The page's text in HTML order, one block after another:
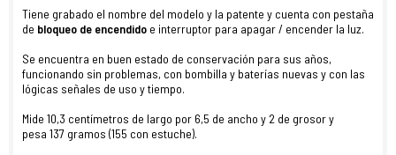
Tiene grabado el nombre del modelo y la patente y cuenta con pestaña
de bloqueo de encendido e interruptor para apagar / encender la luz.
Se encuentra en buen estado de conservación para sus años,
funcionando sin problemas, con bombilla y baterías nuevas y con las
lógicas señales de uso y tiempo.
Mide 10,3 centímetros de largo por 6,5 de ancho y 2 de grosor y
pesa 137 gramos (155 con estuche).